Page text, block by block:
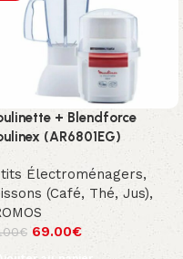
+ Blendforce
(AR6801EG)
Électroménagers,
(Café, Thé, Jus),
€ 69.00€